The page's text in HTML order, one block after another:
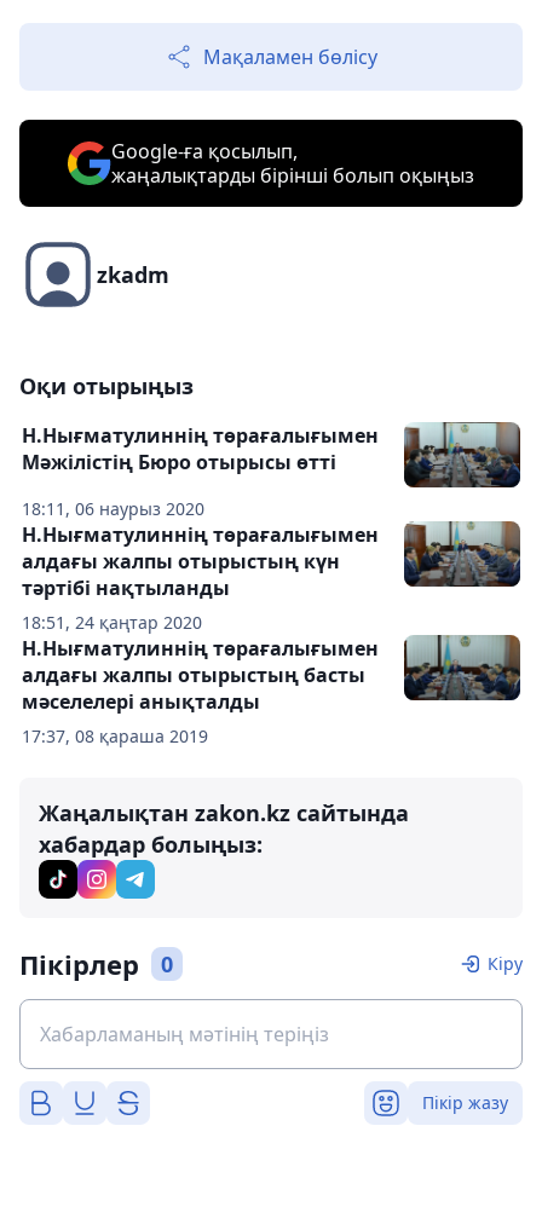
Мақаламен бөлісу
Google-ға қосылып,
жаңалықтарды бірінші болып оқыңыз
zkadm
Оқи отырыңыз
18:11, 06 наурыз 2020
Н.Нығматулиннің төрағалығымен
Мәжілістің Бюро отырысы өтті
18:51, 24 қаңтар 2020
Н.Нығматулиннің төрағалығымен
алдағы жалпы отырыстың күн
тәртібі нақтыланды
17:37, 08 қараша 2019
Н.Нығматулиннің төрағалығымен
алдағы жалпы отырыстың басты
мәселелері анықталды
Жаңалықтан zakon.kz сайтында
хабардар болыңыз:
Пікірлер 0 Кіру
Пікір жазу